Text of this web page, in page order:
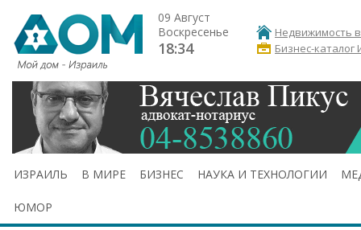
09 Август
Воскресенье
18:34
Недвижимость
Бизнес-каталог
ИЗРАИЛЬ В МИРЕ БИЗНЕС НАУКА И ТЕХНОЛОГИИ
ЮМОР